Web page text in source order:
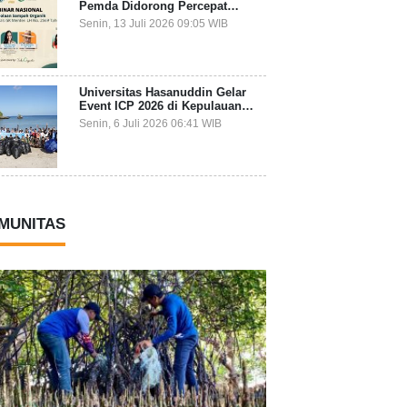
Pemda Didorong Percepat
Transformasi Pengelolaan
Sampah Organik dari Sumber
Senin, 13 Juli 2026 09:05 WIB
Universitas Hasanuddin Gelar
Event ICP 2026 di Kepulauan
Selayar, Mahasiswa dari 27
Negara Jadi Partisipan
Senin, 6 Juli 2026 06:41 WIB